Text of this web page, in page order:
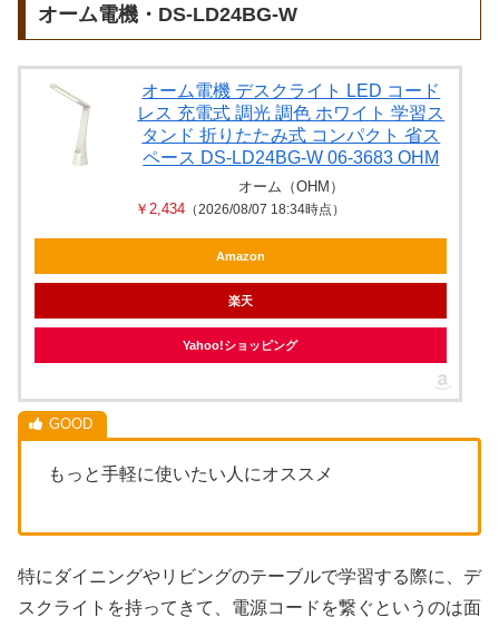
オーム電機・DS-LD24BG-W
オーム電機 デスクライト LED コード
レス 充電式 調光 調色 ホワイト 学習ス
タンド 折りたたみ式 コンパクト 省ス
ペース DS-LD24BG-W 06-3683 OHM
オーム（OHM）
￥2,434 （2026/08/07 18:34時点）
Amazon
楽天
Yahoo!ショッピング
もっと手軽に使いたい人にオススメ
特にダイニングやリビングのテーブルで学習する際に、デ
スクライトを持ってきて、電源コードを繋ぐというのは面